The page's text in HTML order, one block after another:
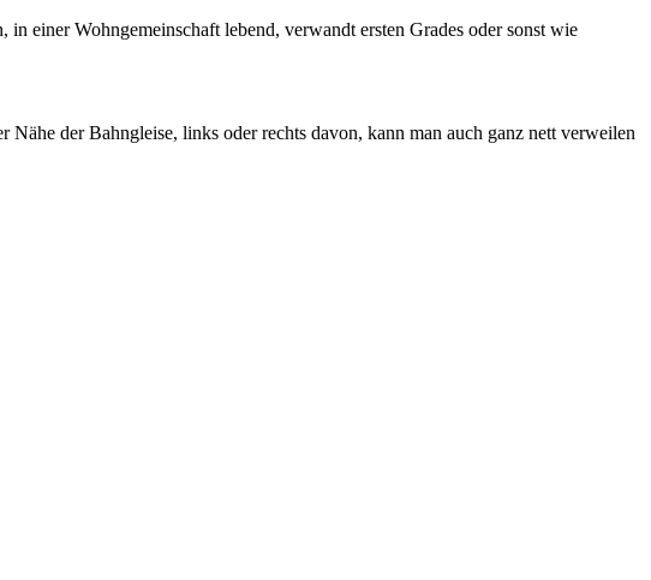
in ein­er Wohnge­mein­schaft lebend, ver­wandt ersten Grades oder son­st wie
der Bah­n­gleise, links oder rechts davon, kann man auch ganz nett ver­weilen